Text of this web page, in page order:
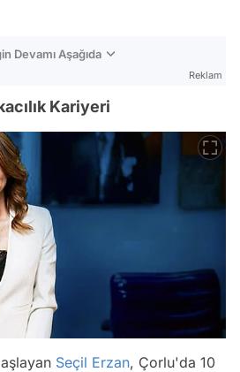
Devamı Aşağıda
Reklam
Kariyeri
Seçil Erzan, Çorlu'da 10